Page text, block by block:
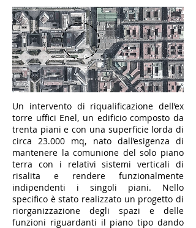
Un intervento di riqualificazione dell’ex
torre uffici Enel, un edificio composto da
trenta piani e con una superficie lorda di
circa 23.000 mq, nato dall’esigenza di
mantenere la comunione del solo piano
terra con i relativi sistemi verticali di
risalita e rendere funzionalmente
indipendenti i singoli piani. Nello
specifico è stato realizzato un progetto di
riorganizzazione degli spazi e delle
funzioni riguardanti il piano tipo dando